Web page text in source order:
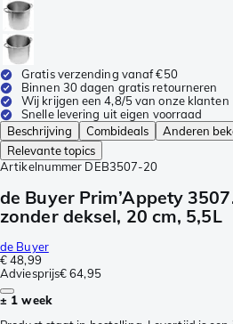
Gratis verzending vanaf €50
Binnen 30 dagen gratis retourneren
Wij krijgen een 4,8/5 van onze klanten
Snelle levering uit eigen voorraad
Beschrijving
Combideals Anderen
Relevante topics
Artikelnummer DEB3507-20
de Buyer Prim’Appety
zonder deksel, 20 cm, 5,5L
de Buyer
€ 48,99
Adviesprijs€ 64,95
± 1 week